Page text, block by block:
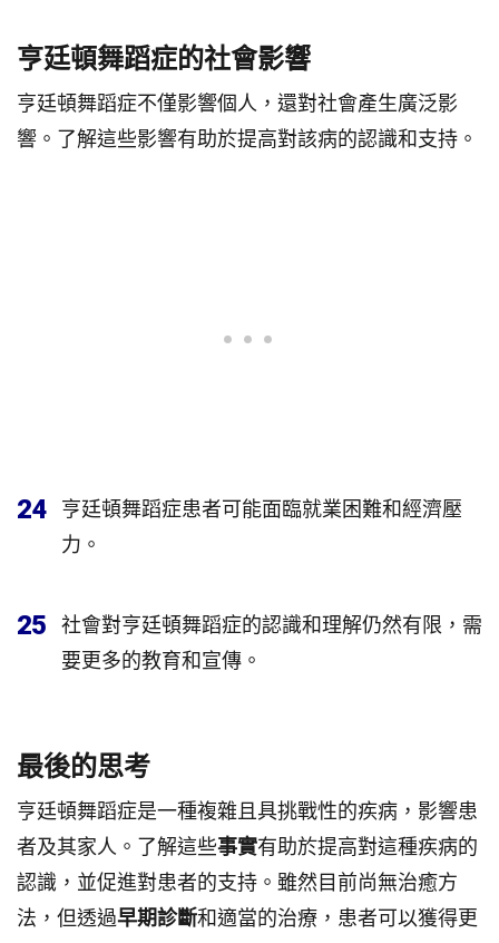
亨廷頓舞蹈症的社會影響
亨廷頓舞蹈症不僅影響個人，還對社會產生廣泛影
響。了解這些影響有助於提高對該病的認識和支持。
24
亨廷頓舞蹈症患者可能面臨就業困難和經濟壓
力。
25
社會對亨廷頓舞蹈症的認識和理解仍然有限，需
要更多的教育和宣傳。
最後的思考
亨廷頓舞蹈症是一種複雜且具挑戰性的疾病，影響患
者及其家人。了解這些事實有助於提高對這種疾病的
認識，並促進對患者的支持。雖然目前尚無治癒方
法，但透過早期診斷和適當的治療，患者可以獲得更